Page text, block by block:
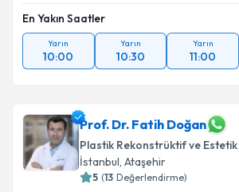
En Yakın Saatler
Yarın
10:00
Yarın
10:30
Yarın
11:00
Prof. Dr. Fatih Doğan
Plastik Rekonstrüktif ve
İstanbul, Ataşehir
5 (13 Değerlendirme)